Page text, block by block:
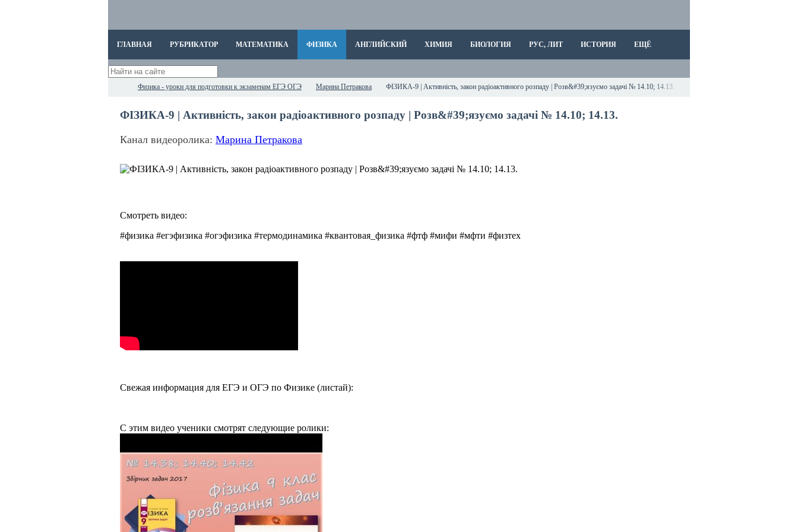
ГЛАВНАЯ РУБРИКАТОР МАТЕМАТИКА ФИЗИКА АНГЛИЙСКИЙ ХИМИЯ БИОЛОГИЯ РУС, ЛИТ ИСТОРИЯ ЕЩЁ
Физика - уроки для подготовки к экзаменам ЕГЭ ОГЭ Марина Петракова ФІЗИКА-9 | Активність, закон радіоактивного розпаду | Розв&#39;язуємо задачі № 14.10; 14.13.
ФІЗИКА-9 | Активність, закон радіоактивного розпаду | Розв&#39;язуємо задачі № 14.10; 14.13.
Канал видеоролика: Марина Петракова
Смотреть видео:
#физика #егэфизика #огэфизика #термодинамика #квантовая_физика #фтф #мифи #мфти #физтех
Свежая информация для ЕГЭ и ОГЭ по Физике (листай):
С этим видео ученики смотрят следующие ролики: